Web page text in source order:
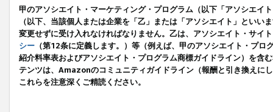
甲のアソシエイト・マーケティング・プログラム（以下「アソシエイ
（以下、当該個人または企業を「乙」または「アソシエイト」とい
変更せずに受け入れなければなりません。乙は、アソシエイト・サイ
シー （第12条に定義します。）等（例えば、甲のアソシエイト・プ
紹介料率表およびアソシエイト・プログラム商標ガイドライン）を
テンツは、Amazonのコミュニティガイドライン（報酬と引き換えに
これらを注意深くご精読ください。